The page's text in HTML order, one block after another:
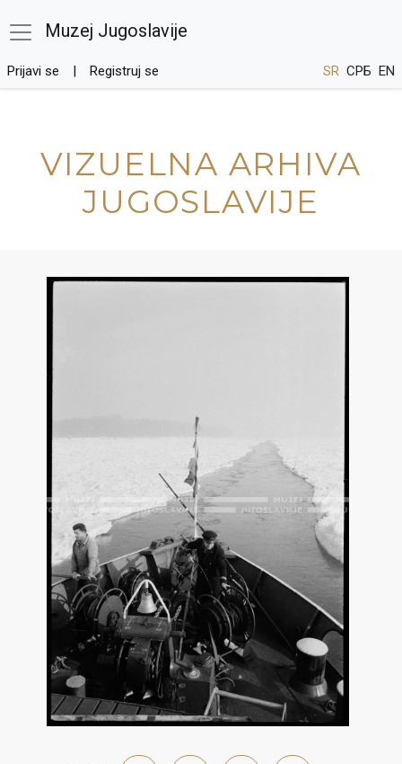
Muzej Jugoslavije
Prijavi se Registruj se SR СРБ EN
VIZUELNA ARHIVA
JUGOSLAVIJE